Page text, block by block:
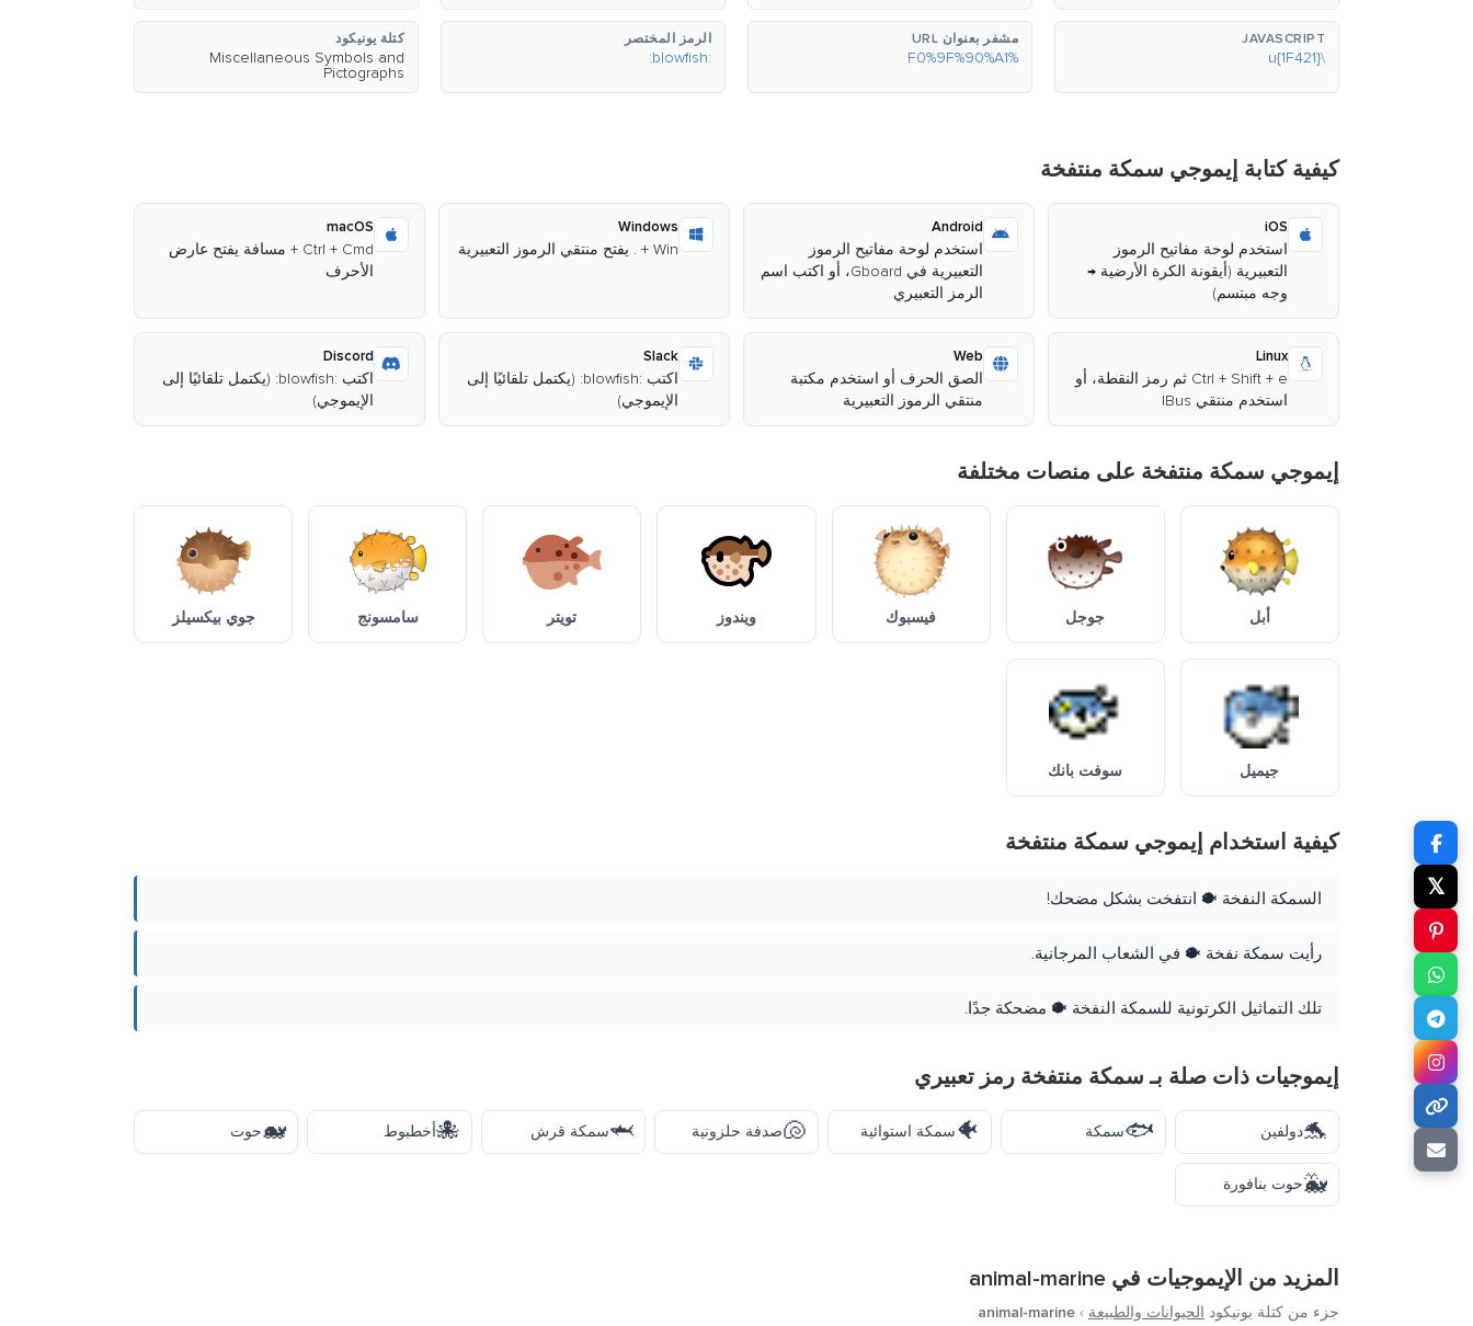
JAVASCRIPT
\u{1F421}
مشفر بعنوان URL
%F0%9F%90%A1
الرمز المختصر
:blowfish:
كتلة يونيكود
Miscellaneous Symbols and
Pictographs
كيفية كتابة إيموجي سمكة منتفخة
iOS
استخدم لوحة مفاتيح الرموز
التعبيرية (أيقونة الكرة الأرضية →
وجه مبتسم)
Android
استخدم لوحة مفاتيح الرموز
التعبيرية في Gboard، أو اكتب اسم
الرمز التعبيري
Windows
Win + . يفتح منتقي الرموز التعبيرية
macOS
Ctrl + Cmd + مسافة يفتح عارض
الأحرف
Linux
Ctrl + Shift + e ثم رمز النقطة، أو
استخدم منتقي IBus
Web
الصق الحرف أو استخدم مكتبة
منتقي الرموز التعبيرية
Slack
اكتب :blowfish: (يكتمل تلقائيًا إلى
الإيموجي)
Discord
اكتب :blowfish: (يكتمل تلقائيًا إلى
الإيموجي)
إيموجي سمكة منتفخة على منصات مختلفة
أبل جوجل فيسبوك ويندوز تويتر سامسونج جوي بيكسيلز
جيميل سوفت بانك
كيفية استخدام إيموجي سمكة منتفخة
السمكة النفخة 🐡 انتفخت بشكل مضحك!
رأيت سمكة نفخة 🐡 في الشعاب المرجانية.
تلك التماثيل الكرتونية للسمكة النفخة 🐡 مضحكة جدًا.
إيموجيات ذات صلة بـ سمكة منتفخة رمز تعبيري
🐬دولفين 🐟سمكة 🐠سمكة استوائية 🐚صدفة حلزونية 🦈سمكة قرش 🐙أخطبوط 🐋حوت
🐳حوت بنافورة
المزيد من الإيموجيات في animal-marine
جزء من كتلة يونيكود الحيوانات والطبيعة ›
animal-marine
𝕏